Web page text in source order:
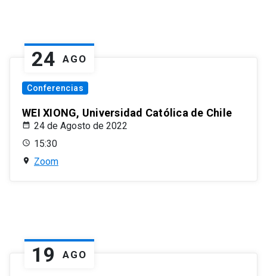
24 AGO
Conferencias
WEI XIONG, Universidad Católica de Chile
24 de Agosto de 2022
15:30
Zoom
19 AGO